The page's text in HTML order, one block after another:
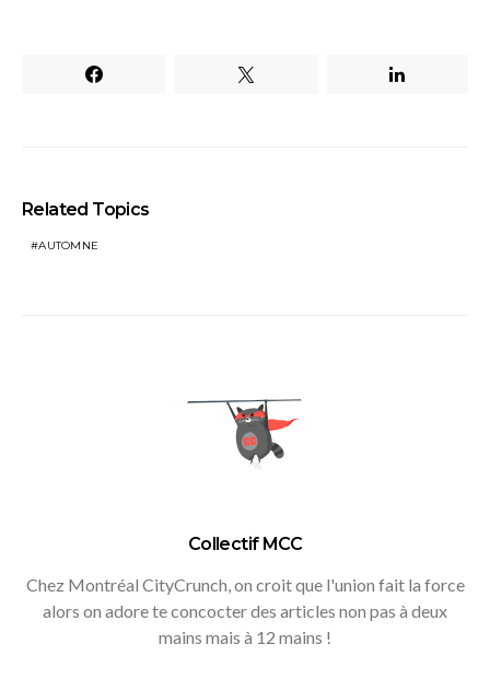
Related Topics
AUTOMNE
Collectif MCC
Chez Montréal CityCrunch, on croit que l'union fait la force
alors on adore te concocter des articles non pas à deux
mains mais à 12 mains !